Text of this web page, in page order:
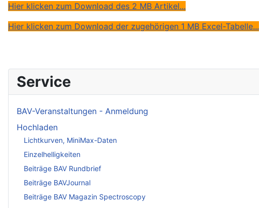
Hier klicken zum Download des 2 MB Artikel...
Hier klicken zum Download der zugehörigen 1 MB Excel-Tabelle...
Service
BAV-Veranstaltungen - Anmeldung
Hochladen
Lichtkurven, MiniMax-Daten
Einzelhelligkeiten
Beiträge BAV Rundbrief
Beiträge BAVJournal
Beiträge BAV Magazin Spectroscopy